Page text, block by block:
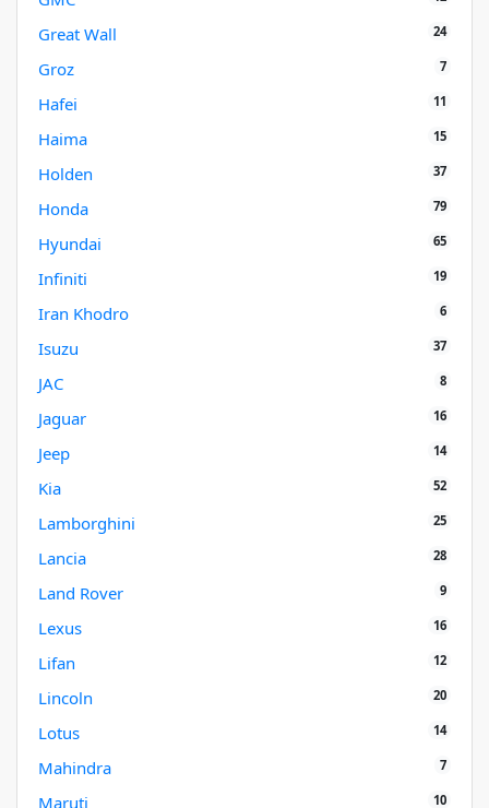
Great Wall 24
Groz 7
Hafei 11
Haima 15
Holden 37
Honda 79
Hyundai 65
Infiniti 19
Iran Khodro 6
Isuzu 37
JAC 8
Jaguar 16
Jeep 14
Kia 52
Lamborghini 25
Lancia 28
Land Rover 9
Lexus 16
Lifan 12
Lincoln 20
Lotus 14
Mahindra 7
Maruti 10